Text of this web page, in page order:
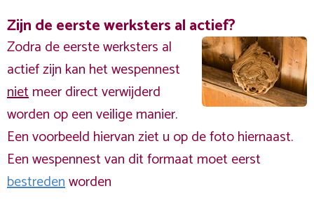
Zijn de eerste werksters al actief?
Zodra de eerste werksters al
actief zijn kan het wespennest
nietmeer direct verwijderd
worden op een veilige manier.
Een voorbeeld hiervan ziet u op de foto hiernaast.
Een wespennest van dit formaat moet eerst
bestredenworden